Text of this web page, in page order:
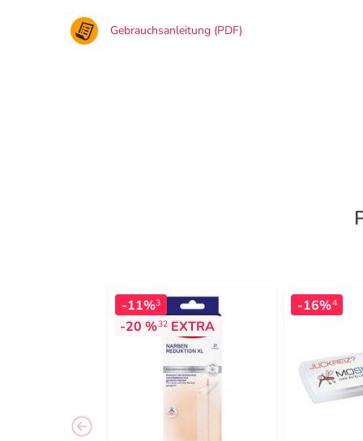
Gebrauchsanleitung (PDF)
-11%3
-20 %32EXTRA
-16%4